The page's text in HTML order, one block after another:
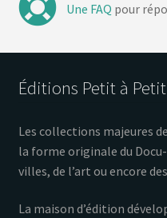
Une FAQ pour
Éditions Petit à Petit
Les collections majeures
la forme originale du
villes, de l’art ou encore
La maison d’édition